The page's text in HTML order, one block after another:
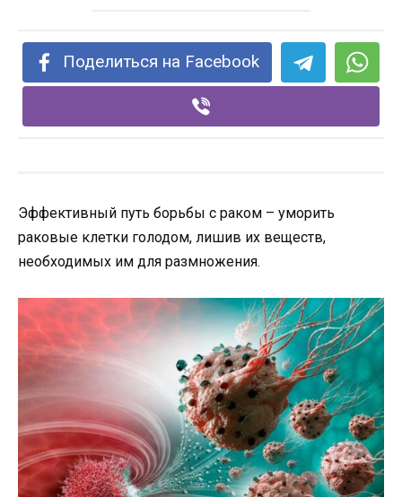
Поделиться на Facebook
Эффективный путь борьбы с раком – уморить
раковые клетки голодом, лишив их веществ,
необходимых им для размножения.